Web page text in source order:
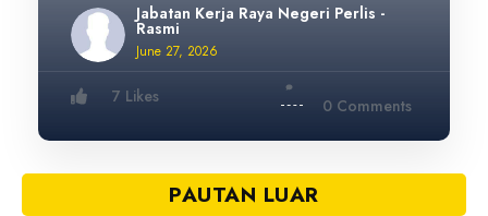
Jabatan Kerja Raya Negeri Perlis -
Rasmi
June 27, 2026
7 Likes 0 Comments
PAUTAN LUAR